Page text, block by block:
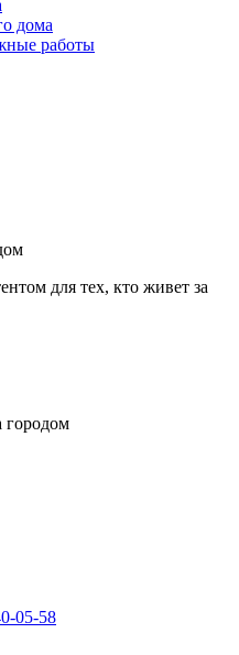
дома
работы
для тех, кто живет за
городом
05-58